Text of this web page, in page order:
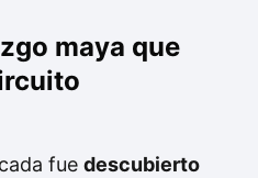
maya que
fue descubierto